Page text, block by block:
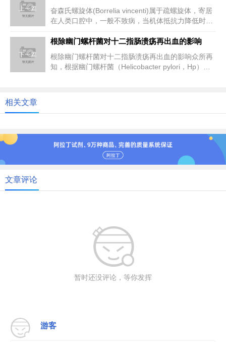
上一篇
奋森氏螺旋体(Borrelia vincenti)属于疏螺旋体，寄居
在人类口腔中，一般不致病，当机体抵抗力降低时，
下一篇
根除幽门螺杆菌对十二指肠溃疡再出血的影响
根除幽门螺杆菌对十二指肠溃疡再出血的影响众所再
知，根据幽门螺杆菌（Helicobacter pylori，Hp）可
相关文章
文章评论
暂时还没评论，等你发挥
游客